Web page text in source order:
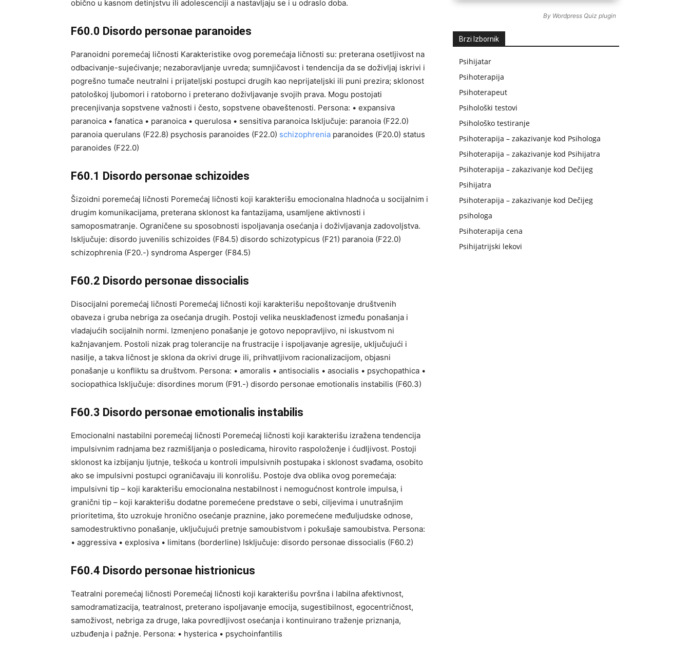
obično u kasnom detinjstvu ili adolescenciji a nastavljaju se i u odraslo doba.
F60.0 Disordo personae paranoides
Paranoidni poremećaj ličnosti Karakteristike ovog poremećaja ličnosti su: preterana osetljivost na
odbacivanje-sujećivanje; nezaboravljanje uvreda; sumnjičavost i tendencija da se doživljaj iskrivi i
pogrešno tumače neutralni i prijateljski postupci drugih kao neprijateljski ili puni prezira; sklonost
patološkoj ljubomori i ratoborno i preterano doživljavanje svojih prava. Mogu postojati
precenjivanja sopstvene važnosti i često, sopstvene obaveštenosti. Persona: • expansiva
paranoica • fanatica • paranoica • querulosa • sensitiva paranoica Isključuje: paranoia (F22.0)
paranoia querulans (F22.8) psychosis paranoides (F22.0) schizophrenia paranoides (F20.0) status
paranoides (F22.0)
F60.1 Disordo personae schizoides
Šizoidni poremećaj ličnosti Poremećaj ličnosti koji karakterišu emocionalna hladnoća u socijalnim i
drugim komunikacijama, preterana sklonost ka fantazijama, usamljene aktivnosti i
samoposmatranje. Ograničene su sposobnosti ispoljavanja osećanja i doživljavanja zadovoljstva.
Isključuje: disordo juvenilis schizoides (F84.5) disordo schizotypicus (F21) paranoia (F22.0)
schizophrenia (F20.-) syndroma Asperger (F84.5)
F60.2 Disordo personae dissocialis
Disocijalni poremećaj ličnosti Poremećaj ličnosti koji karakterišu nepoštovanje društvenih
obaveza i gruba nebriga za osećanja drugih. Postoji velika neusklađenost između ponašanja i
vladajućih socijalnih normi. Izmenjeno ponašanje je gotovo nepopravljivo, ni iskustvom ni
kažnjavanjem. Postoli nizak prag tolerancije na frustracije i ispoljavanje agresije, uključujući i
nasilje, a takva ličnost je sklona da okrivi druge ili, prihvatljivom racionalizacijom, objasni
ponašanje u konfliktu sa društvom. Persona: • amoralis • antisocialis • asocialis • psychopathica •
sociopathica Isključuje: disordines morum (F91.-) disordo personae emotionalis instabilis (F60.3)
F60.3 Disordo personae emotionalis instabilis
Emocionalni nastabilni poremećaj ličnosti Poremećaj ličnosti koji karakterišu izražena tendencija
impulsivnim radnjama bez razmišljanja o posledicama, hirovito raspoloženje i ćudljivost. Postoji
sklonost ka izbijanju ljutnje, teškoća u kontroli impulsivnih postupaka i sklonost svađama, osobito
ako se impulsivni postupci ograničavaju ili konrolišu. Postoje dva oblika ovog poremećaja:
impulsivni tip – koji karakterišu emocionalna nestabilnost i nemogućnost kontrole impulsa, i
granični tip – koji karakterišu dodatne poremećene predstave o sebi, ciljevima i unutrašnjim
prioritetima, što uzrokuje hronično osećanje praznine, jako poremećene međuljudske odnose,
samodestruktivno ponašanje, uključujući pretnje samoubistvom i pokušaje samoubistva. Persona:
• aggressiva • explosiva • limitans (borderline) Isključuje: disordo personae dissocialis (F60.2)
F60.4 Disordo personae histrionicus
Teatralni poremećaj ličnosti Poremećaj ličnosti koji karakterišu površna i labilna afektivnost,
samodramatizacija, teatralnost, preterano ispoljavanje emocija, sugestibilnost, egocentričnost,
samoživost, nebriga za druge, laka povredljivost osećanja i kontinuirano traženje priznanja,
uzbuđenja i pažnje. Persona: • hysterica • psychoinfantilis
By Wordpress Quiz plugin
Brzi Izbornik
Psihijatar
Psihoterapija
Psihoterapeut
Psihološki testovi
Psihološko testiranje
Psihoterapija – zakazivanje kod Psihologa
Psihoterapija – zakazivanje kod Psihijatra
Psihoterapija – zakazivanje kod Dečijeg
Psihijatra
Psihoterapija – zakazivanje kod Dečijeg
psihologa
Psihoterapija cena
Psihijatrijski lekovi